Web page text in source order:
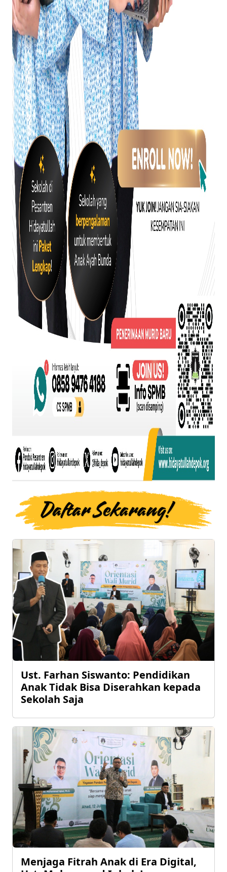
Ust. Farhan Siswanto: Pendidikan
Anak Tidak Bisa Diserahkan kepada
Sekolah Saja
Menjaga Fitrah Anak di Era Digital,